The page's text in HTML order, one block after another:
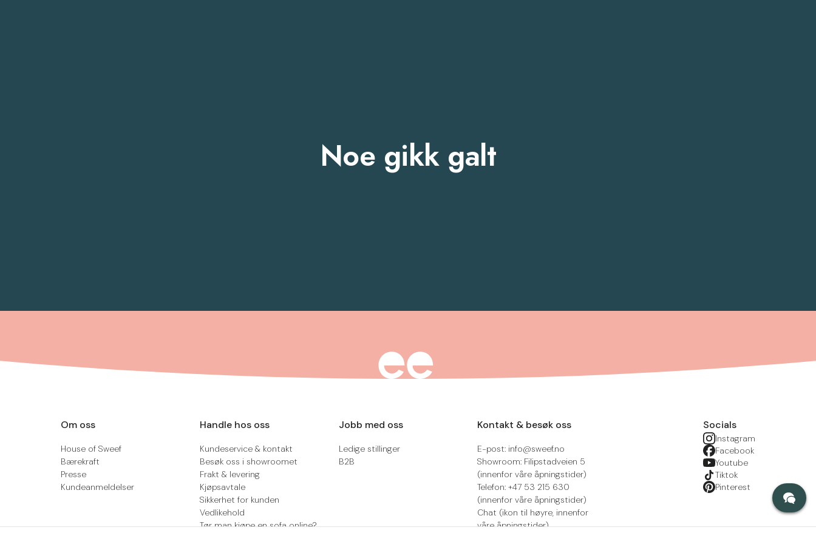
Noe gikk galt
Om oss
House of Sweef
Bærekraft
Presse
Kundeanmeldelser
Handle hos oss
Kundeservice & kontakt
Besøk oss i showroomet
Frakt & levering
Kjøpsavtale
Sikkerhet for kunden
Vedlikehold
Tør man kjøpe en sofa online?
Jobb med oss
Ledige stillinger
B2B
Kontakt & besøk oss
E-post: info@sweef.no
Showroom: Filipstadveien 5
(innenfor våre åpningstider)
Telefon: +47 53 215 630
(innenfor våre åpningstider)
Chat (ikon til høyre, innenfor
våre åpningstider)
Socials
Instagram
Facebook
Youtube
Tiktok
Pinterest